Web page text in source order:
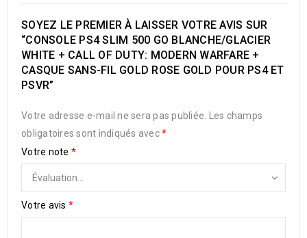
SOYEZ LE PREMIER À LAISSER VOTRE AVIS SUR
“CONSOLE PS4 SLIM 500 GO BLANCHE/GLACIER
WHITE + CALL OF DUTY: MODERN WARFARE +
CASQUE SANS-FIL GOLD ROSE GOLD POUR PS4 ET
PSVR”
Votre adresse e-mail ne sera pas publiée.
Les champs
obligatoires sont indiqués avec*
Votre note *
Votre avis *